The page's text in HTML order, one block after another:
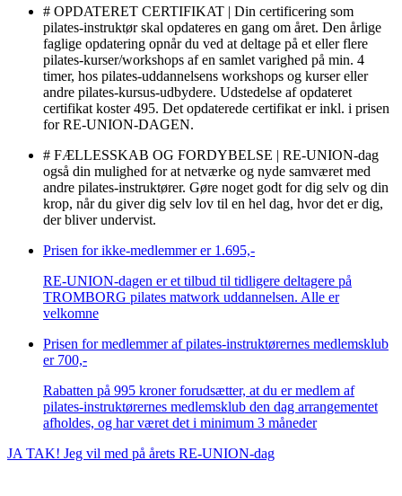
# OPDATERET CERTIFIKAT | Din certificering som
pilates-instruktør skal opdateres en gang om året. Den årlige
faglige opdatering opnår du ved at deltage på et eller flere
pilates-kurser/workshops af en samlet varighed på min. 4
timer, hos pilates-uddannelsens workshops og kurser eller
andre pilates-kursus-udbydere. Udstedelse af opdateret
certifikat koster 495. Det opdaterede certifikat er inkl. i prisen
for RE-UNION-DAGEN.
# FÆLLESSKAB OG FORDYBELSE | RE-UNION-dag
også din mulighed for at netværke og nyde samværet med
andre pilates-instruktører. Gøre noget godt for dig selv og din
krop, når du giver dig selv lov til en hel dag, hvor det er dig,
der bliver undervist.
Prisen for ikke-medlemmer er 1.695,-
RE-UNION-dagen er et tilbud til tidligere deltagere på
TROMBORG pilates matwork uddannelsen. Alle er
velkomne
Prisen for medlemmer af pilates-instruktørernes medlemsklub
er 700,-
Rabatten på 995 kroner forudsætter, at du er medlem af
pilates-instruktørernes medlemsklub den dag arrangementet
afholdes, og har været det i minimum 3 måneder
JA TAK! Jeg vil med på årets RE-UNION-dag